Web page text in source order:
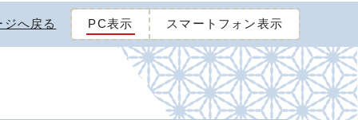
ジへ戻る PC表示 スマートフォン表示